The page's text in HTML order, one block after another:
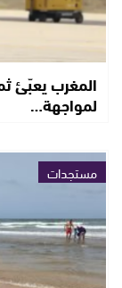
لمواجهة…
مستجدات